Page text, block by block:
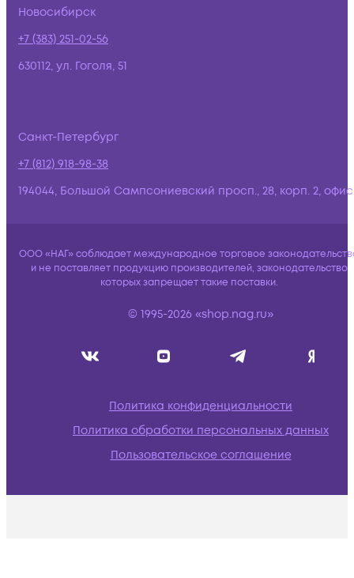
Новосибирск
+7 (383) 251-02-56
630112, ул. Гоголя, 51
Санкт-Петербург
+7 (812) 918-98-38
194044, Большой Сампсониевский просп., 28, корп. 2,
ООО «НАГ» соблюдает международное торговое
и не поставляет продукцию производителей, законодательство
которых запрещает такие поставки.
© 1995-2026 «shop.nag.ru»
Политика конфиденциальности
Политика обработки персональных данных
Пользовательское соглашение